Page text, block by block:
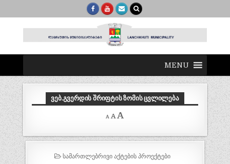
MENU
ᲕᲔᲑ.ᲒᲕᲔᲠᲓᲘᲡ ᲨᲠᲘᲤᲢᲘᲡ ᲖᲝᲛᲘᲡ ᲪᲕᲚᲘᲚᲔᲑᲐ
A
Decrease
font
A Reset
A
size.
POSTED
ᲡᲐᲛᲐᲠᲗᲚᲔᲑᲠᲘᲕᲘ ᲐᲥᲢᲔᲑᲘᲡ ᲞᲠᲝᲔᲥᲢᲔᲑᲘ